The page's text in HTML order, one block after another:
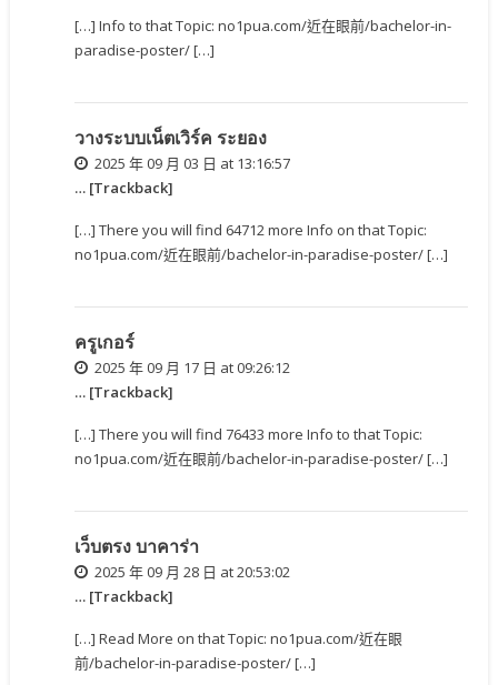
[…] Info to that Topic: no1pua.com/近在眼前/bachelor-in-
paradise-poster/ […]
วางระบบเน็ตเวิร์ค ระยอง
2025 年 09 月 03 日 at 13:16:57
… [Trackback]
[…] There you will find 64712 more Info on that Topic:
no1pua.com/近在眼前/bachelor-in-paradise-poster/ […]
ครูเกอร์
2025 年 09 月 17 日 at 09:26:12
… [Trackback]
[…] There you will find 76433 more Info to that Topic:
no1pua.com/近在眼前/bachelor-in-paradise-poster/ […]
เว็บตรง บาคาร่า
2025 年 09 月 28 日 at 20:53:02
… [Trackback]
[…] Read More on that Topic: no1pua.com/近在眼
前/bachelor-in-paradise-poster/ […]